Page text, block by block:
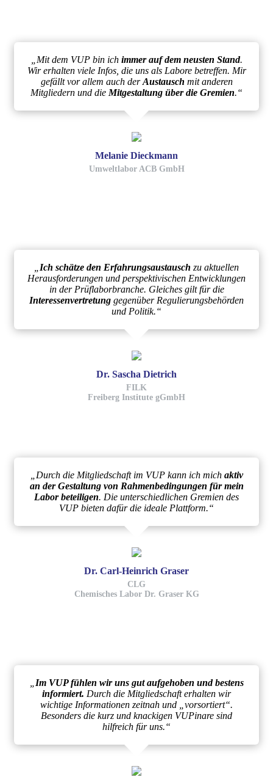
„Mit dem VUP bin ich immer auf dem neusten Stand.
Wir erhalten viele Infos, die uns als Labore betreffen. Mir
gefällt vor allem auch derAustausch mit anderen
Mitgliedern und die Mitgestaltung über die Gremien.“
Melanie Dieckmann
Umweltlabor ACB GmbH
Ich schätze den Erfahrungsaustausch zu aktuellen
Herausforderungen und perspektivischen Entwicklungen
in der Prüflaborbranche. Gleiches gilt für die
Interessenvertretung gegenüber Regulierungsbehörden
und Politik.“
Dr. Sascha Dietrich
FILK
Freiberg Institute gGmbH
„Durch die Mitgliedschaft im VUP kann ich mich aktiv
an der Gestaltung von Rahmenbedingungen für mein
Labor beteiligen. Die unterschiedlichen Gremien des
VUP bieten dafür die ideale Plattform.“
Dr. Carl-Heinrich Graser
CLG
Chemisches Labor Dr. Graser KG
Im VUP fühlen wir uns gut aufgehoben und bestens
informiert. Durch die Mitgliedschaft erhalten wir
wichtige Informationen zeitnah und „vorsortiert“.
Besonders die kurz und knackigen VUPinare sind
hilfreich für uns.“